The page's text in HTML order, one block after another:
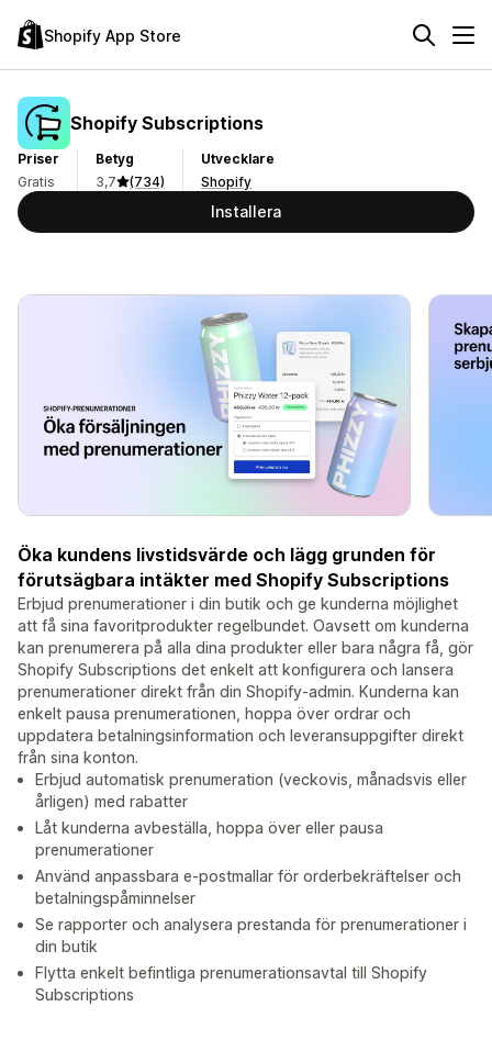
Shopify App Store
Shopify Subscriptions
Priser
Gratis
Betyg
3,7
(734)
Utvecklare
Shopify
Installera
Öka kundens livstidsvärde och lägg grunden för
förutsägbara intäkter med Shopify Subscriptions
Erbjud prenumerationer i din butik och ge kunderna möjlighet
att få sina favoritprodukter regelbundet. Oavsett om kunderna
kan prenumerera på alla dina produkter eller bara några få, gör
Shopify Subscriptions det enkelt att konfigurera och lansera
prenumerationer direkt från din Shopify-admin. Kunderna kan
enkelt pausa prenumerationen, hoppa över ordrar och
uppdatera betalningsinformation och leveransuppgifter direkt
från sina konton.
Erbjud automatisk prenumeration (veckovis, månadsvis eller
årligen) med rabatter
Låt kunderna avbeställa, hoppa över eller pausa
prenumerationer
Använd anpassbara e-postmallar för orderbekräftelser och
betalningspåminnelser
Se rapporter och analysera prestanda för prenumerationer i
din butik
Flytta enkelt befintliga prenumerationsavtal till Shopify
Subscriptions